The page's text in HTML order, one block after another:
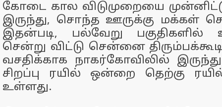
கோடை கால விடுமுறையை
இருந்து, சொந்த ஊருக்கு மக்கள்
இதன்படி, பல்வேறு
சென்று விட்டு சென்னை
வசதிக்காக நாகர்கோவிலில்
சிறப்பு ரயில் ஒன்றை தெற்கு
உள்ளது.